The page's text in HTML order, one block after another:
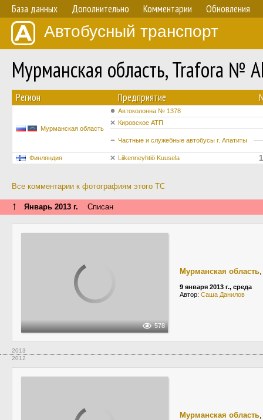
База данных Дополнительно Комментарии Обновления
Автобусный транспорт
Мурманская область, Trafora №
Регион Предприятие
Мурманская область
Автоколонна № 1378
Кировское АТП
Частные и служебные автобусы г. Апатиты
Финляндия Liikenneyhtiö Kuusela
Все комментарии к фотографиям этого ТС
↑ Январь 2013 г. Списан
578
Мурманская область
9 января 2013 г., среда
Автор: Саша Данилов
2013
2012
Мурманская область